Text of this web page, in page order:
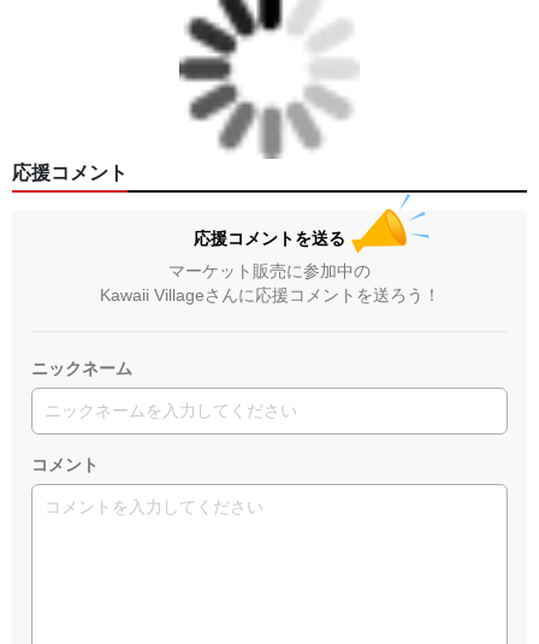
応援コメント
応援コメントを送る
マーケット販売に参加中の
Kawaii Villageさんに応援コメントを送ろう！
ニックネーム
コメント